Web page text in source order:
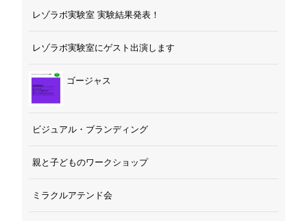
レゾラボ実験室 実験結果発表！
レゾラボ実験室にゲスト出演します
ゴージャス
ビジュアル・ブランディング
親と子どものワークショップ
ミラクルアテンド会